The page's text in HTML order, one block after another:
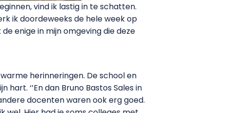
vind ik lastig in te schatten.
ik doordeweeks de hele week op
enige in mijn omgeving die deze
herinneringen. De school en
‘’En dan Bruno Bastos Sales in
docenten waren ook erg goed.